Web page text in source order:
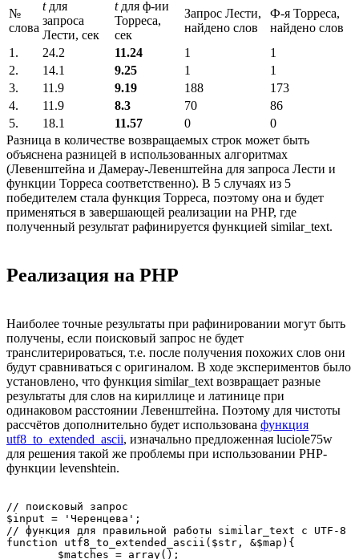
№
слова
tдля
запроса
Лести, сек
tдля ф-ии
Торреса,
сек
Запрос Лести,
найдено слов
Ф-я Торреса,
найдено слов
1.
24.2 11.24 1
1
2.
14.1 9.25 1
1
3.
11.9 9.19 188
173
4.
11.9 8.3 70
86
5.
18.1 11.57 0
0
Разница в количестве возвращаемых строк может быть
объяснена разницей в использованных алгоритмах
(Левенштейна и Дамерау-Левенштейна для запроса Лести и
функции Торреса соответственно). В 5 случаях из 5
победителем стала функция Торреса, поэтому она и будет
применяться в завершающей реализации на PHP, где
полученный результат рафинируется функцией similar_text.
Реализация на PHP
Наиболее точные результаты при рафинировании могут быть
получены, если поисковый запрос не будет
транслитерироваться, т.е. после получения похожих слов они
будут сравниваться с оригиналом. В ходе экспериментов было
установлено, что функция similar_text возвращает разные
результаты для слов на кириллице и латинице при
одинаковом расстоянии Левенштейна. Поэтому для чистоты
рассчётов дополнительно будет использована функция
utf8_to_extended_ascii, изначально предложенная luciole75w
для решения такой же проблемы при использовании PHP-
функции levenshtein.
// поисковый запрос
$input = 'Черенцева';
// функция для правильной работы similar_text с UTF-8
function utf8_to_extended_ascii($str, &$map){